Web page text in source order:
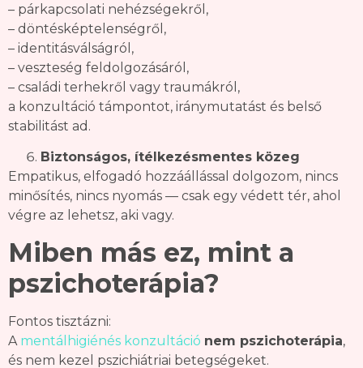
– párkapcsolati nehézségekről,
– döntésképtelenségről,
– identitásválságról,
– veszteség feldolgozásáról,
– családi terhekről vagy traumákról,
a konzultáció támpontot, iránymutatást és belső
stabilitást ad.
Biztonságos, ítélkezésmentes közeg
Empatikus, elfogadó hozzáállással dolgozom, nincs
minősítés, nincs nyomás — csak egy védett tér, ahol
végre az lehetsz, aki vagy.
Miben más ez, mint a
pszichoterápia?
Fontos tisztázni:
A mentálhigiénés konzultáció nem pszichoterápia,
és nem kezel pszichiátriai betegségeket.